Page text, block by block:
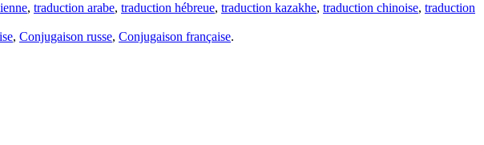
, traduction arabe, traduction hébreue, traduction kazakhe, traduction chinoise, traduction
, Conjugaison russe, Conjugaison française.